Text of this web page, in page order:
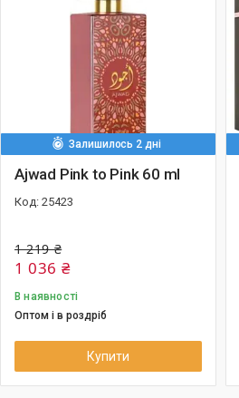
Залишилось 2 дні
Ajwad Pink to Pink 60 ml
25423
1 219 ₴
1 036 ₴
В наявності
Оптом і в роздріб
Купити